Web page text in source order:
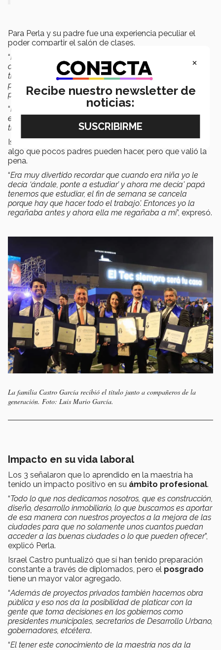
Para Perla y su padre fue una experiencia peculiar el
poder compartir el salón de clases.
“No había un momento en el que no nos pudiéramos
desconectar. Si estábamos trabajando, de viaje de
trabajo, de viaje de la propia maestría, estábamos
pensando si podíamos resolver esto de esta manera, si
podíamos proponer esto.
“Pero también la parte de disfrutar. Era acomodarnos ese
espacio de tener la libertad de platicar los proyectos y de
trabajarlo
Israel Castro manifestó que estudiar junto con su hija es
algo que pocos padres pueden hacer, pero que valió la
pena.
“Era muy divertido recordar que cuando era niña yo le
decía ‘ándale, ponte a estudiar’ y ahora me decía' papá
tenemos que estudiar, el fin de semana se cancela
porque hay que hacer todo el trabajo'. Entonces yo la
regañaba antes y ahora ella me regañaba a mí”, expresó.
La familia Castro García recibió el título junto a compañeros de la
generación. Foto: Luis Mario García.
Impacto en su vida laboral
Los 3 señalaron que lo aprendido en la maestría ha
tenido un impacto positivo en su ámbito profesional.
“Todo lo que nos dedicamos nosotros, que es construcción,
diseño, desarrollo inmobiliario, lo que buscamos es aportar
de esa manera con nuestros proyectos a la mejora de las
ciudades para que no solamente unos cuantos puedan
acceder a las buenas ciudades o lo que pueden ofrecer”,
explicó Perla.
Israel Castro puntualizó que sí han tenido preparación
constante a través de diplomados, pero el posgrado
tiene un mayor valor agregado.
“Además de proyectos privados también hacemos obra
pública y eso nos da la posibilidad de platicar con la
gente que toma decisiones en los gobiernos como
presidentes municipales, secretarios de Desarrollo Urbano,
gobernadores, etcétera.
“El tener este conocimiento de la maestría nos da la
×
Recibe nuestro newsletter de
noticias: